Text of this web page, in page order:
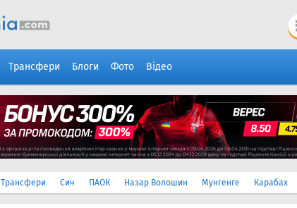
Трансфери Блоги Фото Відео
Трансфери Сич ПАОК Назар Волошин Мунгенге Карабах